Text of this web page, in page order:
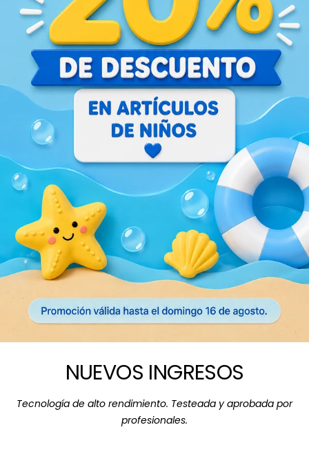
NUEVOS INGRESOS
Tecnología de alto rendimiento. Testeada y aprobada por
profesionales.